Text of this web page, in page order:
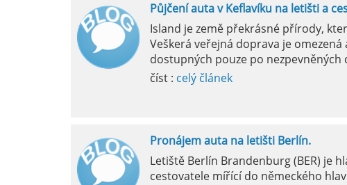
Půjčení auta v Keflavíku na letišti a
Island je země překrásné přírody,
Veškerá veřejná doprava je
dostupných pouze po nezpevněných
číst : celý článek
Pronájem auta na letišti Berlín.
Letiště Berlín Brandenburg (BER) je
cestovatele mířící do německého
Milan,
pokud si půjčujete
vyzvednutím